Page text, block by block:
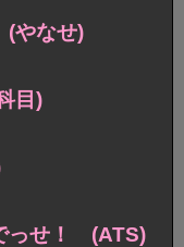
やなせ)
目)
っせ！ (ATS)